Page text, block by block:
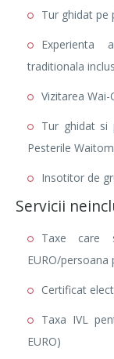
Tur ghidat pe
Experienta
traditionala
Vizitarea
Tur ghidat si
Pesterile
Insotitor de
Servicii
Taxe care
EURO/persoana
Certificat
Taxa IVL
EURO)